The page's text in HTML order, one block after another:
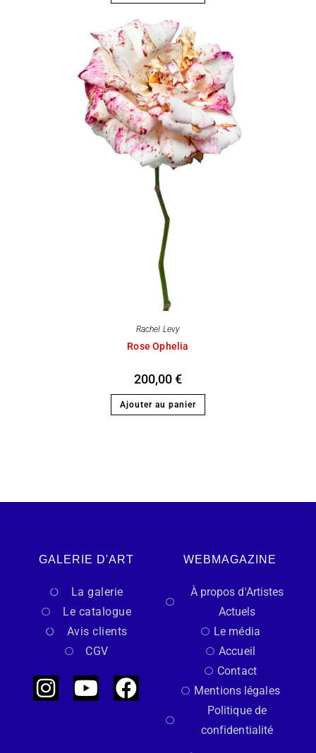
Rachel Levy
Rose Ophelia
200,00€
Ajouter au panier
GALERIE D'ART
La galerie
Le catalogue
Avis clients
CGV
WEBMAGAZINE
À propos d'Artistes
Actuels
Le média
Accueil
Contact
Mentions légales
Politique de
confidentialité